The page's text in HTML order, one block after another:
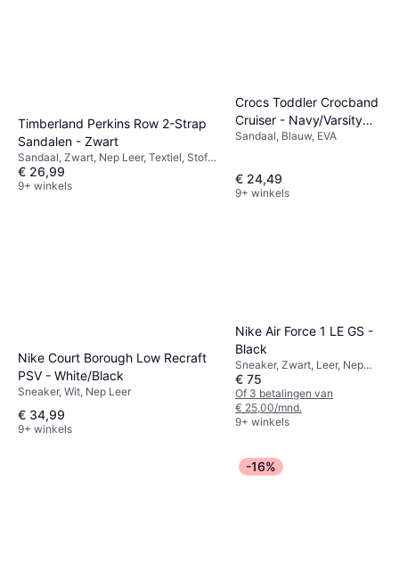
Timberland Perkins Row 2-Strap
Sandalen - Zwart
Sandaal, Zwart, Nep Leer, Textiel, Stof,
Leer, EVA, Synthetisch
€ 26,99
9+ winkels
Crocs Toddler Crocband
Cruiser - Navy/Varsity
Red
Sandaal, Blauw, EVA
€ 24,49
9+ winkels
Nike Court Borough Low Recraft
PSV - White/Black
Sneaker, Wit, Nep Leer
€ 34,99
9+ winkels
Nike Air Force 1 LE GS -
Black
Sneaker, Zwart, Leer, Nep
Leer
€ 75
Of 3 betalingen van
€ 25,00/mnd.
9+ winkels
-16%